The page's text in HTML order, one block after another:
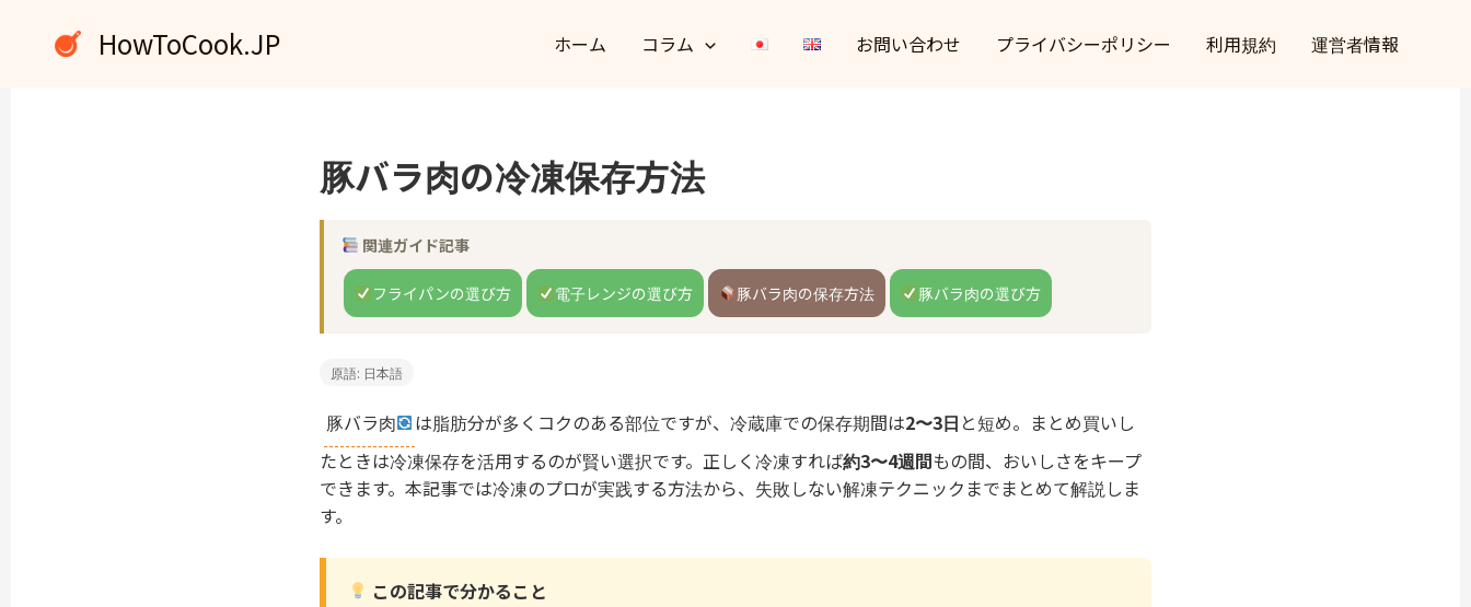
HowToCook.JP ホーム コラム お問い合わせ プライバシーポリシー 利用規約 運営者情報
豚バラ肉の冷凍保存方法
関連ガイド記事
フライパンの選び方 電子レンジの選び方 豚バラ肉の保存方法 豚バラ肉の選び方
原語: 日本語
豚バラ肉 は脂肪分が多くコクのある部位ですが、冷蔵庫での保存期間は2〜3日 と短め。まとめ買いし
たときは冷凍保存を活用するのが賢い選択です。正しく冷凍すれば約3〜4週間もの間、おいしさをキープ
できます。本記事では冷凍のプロが実践する方法から、失敗しない解凍テクニックまでまとめて解説しま
す。
この記事で分かること